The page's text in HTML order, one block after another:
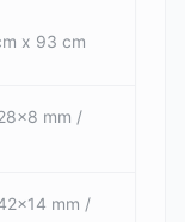
x 93 cm
mm /
mm /